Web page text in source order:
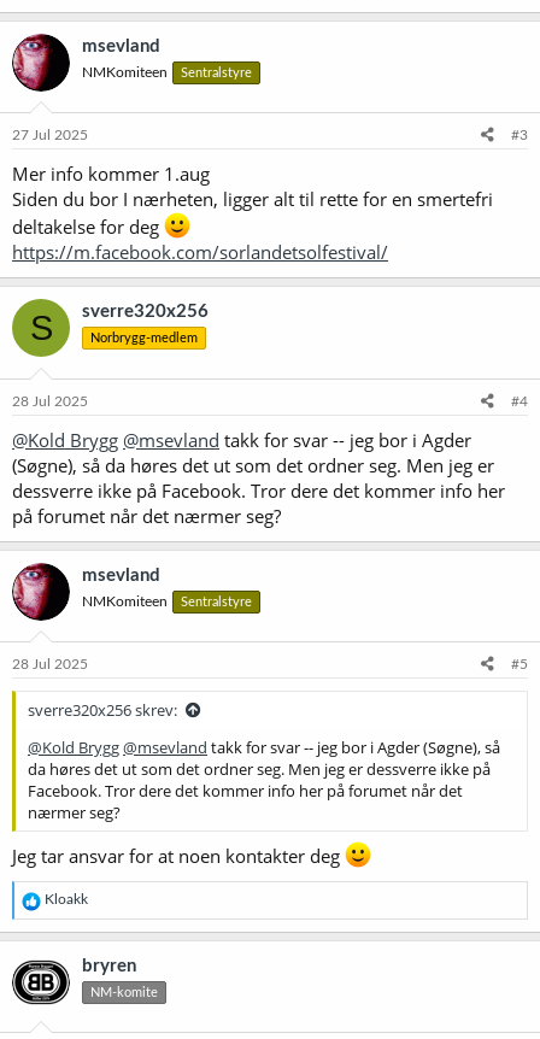
msevland
NMKomiteen Sentralstyre
27 Jul 2025 #3
Mer info kommer 1.aug
Siden du bor I nærheten, ligger alt til rette for en smertefri
deltakelse for deg
https://m.facebook.com/sorlandetsolfestival/
S sverre320x256
Norbrygg-medlem
28 Jul 2025 #4
@Kold Brygg @msevland takk for svar -- jeg bor i Agder
(Søgne), så da høres det ut som det ordner seg. Men jeg er
dessverre ikke på Facebook. Tror dere det kommer info her
på forumet når det nærmer seg?
msevland
NMKomiteen Sentralstyre
28 Jul 2025 #5
sverre320x256 skrev:
@Kold Brygg@msevland takk for svar -- jeg bor i Agder (Søgne), så
da høres det ut som det ordner seg. Men jeg er dessverre ikke på
Facebook. Tror dere det kommer info her på forumet når det
nærmer seg?
Jeg tar ansvar for at noen kontakter deg
R
e
a
s
j
Kloakk
bryren
NM-komite